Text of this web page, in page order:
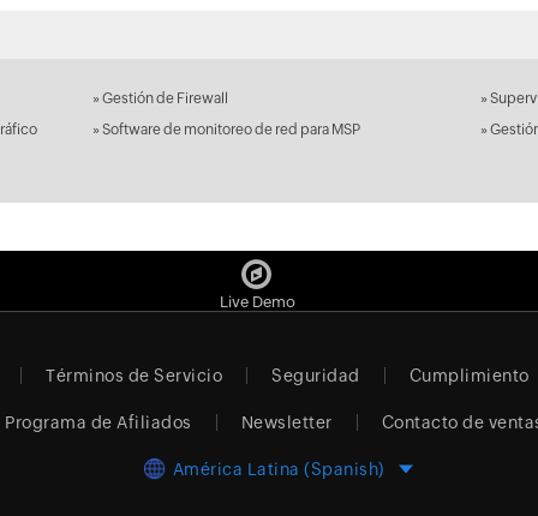
» Gestión de Firewall »
» Software de monitoreo de red para MSP »
Live Demo
Términos de Servicio Seguridad Cumplimiento
Programa de Afiliados Newsletter Contacto de
América Latina (Spanish)